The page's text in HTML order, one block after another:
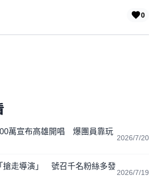
0
萬宣布高雄開唱 爆團員靠玩
2026/7/20
搶走導演」 號召千名粉絲多發
2026/7/19